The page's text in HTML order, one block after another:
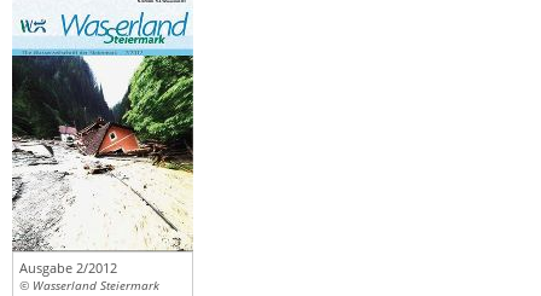
Ausgabe 2/2012
© Wasserland Steiermark